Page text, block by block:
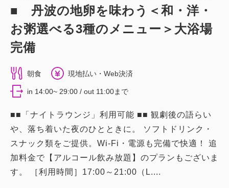
■ 丹波の地卵を味わう＜和・洋・
お粥選べる3種のメニュー＞大浴場
完備
朝食 現地払い・Web決済
in 14:00~ 29:00 / out 11:00まで
■■「ナイトラウンジ」利用可能 ■■ 観劇後の語らい
や、落ち着いた夜のひとときに。 ソフトドリンク・
スナック類をご提供。Wi-Fi・電源も完備で快適！ 追
加料金で【アルコール飲み放題】のプランもございま
す。 ［利用時間］17:00～21:00（L....